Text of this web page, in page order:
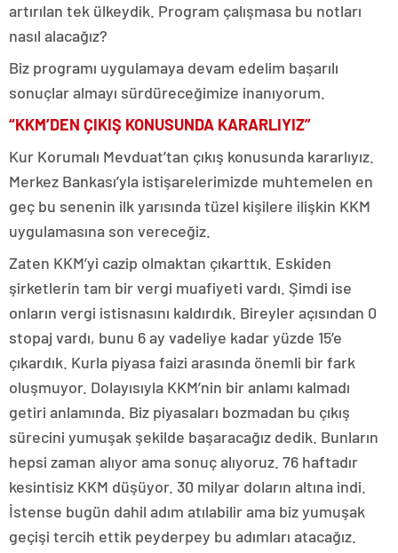
artırılan tek ülkeydik. Program çalışmasa bu notları
nasıl alacağız?
Biz programı uygulamaya devam edelim başarılı
sonuçlar almayı sürdüreceğimize inanıyorum.
“KKM’DEN ÇIKIŞ KONUSUNDA KARARLIYIZ”
Kur Korumalı Mevduat’tan çıkış konusunda kararlıyız.
Merkez Bankası’yla istişarelerimizde muhtemelen en
geç bu senenin ilk yarısında tüzel kişilere ilişkin KKM
uygulamasına son vereceğiz.
Zaten KKM’yi cazip olmaktan çıkarttık. Eskiden
şirketlerin tam bir vergi muafiyeti vardı. Şimdi ise
onların vergi istisnasını kaldırdık. Bireyler açısından 0
stopaj vardı, bunu 6 ay vadeliye kadar yüzde 15’e
çıkardık. Kurla piyasa faizi arasında önemli bir fark
oluşmuyor. Dolayısıyla KKM’nin bir anlamı kalmadı
getiri anlamında. Biz piyasaları bozmadan bu çıkış
sürecini yumuşak şekilde başaracağız dedik. Bunların
hepsi zaman alıyor ama sonuç alıyoruz. 76 haftadır
kesintisiz KKM düşüyor. 30 milyar doların altına indi.
İstense bugün dahil adım atılabilir ama biz yumuşak
geçişi tercih ettik peyderpey bu adımları atacağız.